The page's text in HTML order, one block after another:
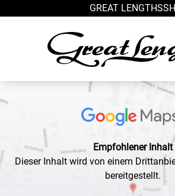
GREAT LENGTHS
Empfohlener Inhalt
Dieser Inhalt wird von einem
bereitgestellt.